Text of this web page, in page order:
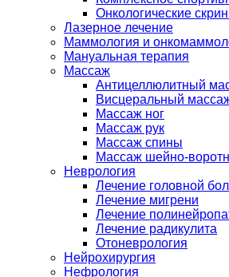
Онкологические
Лазерное лечение
Маммология и
Мануальная терапия
Массаж
Антицеллюлитный
Висцеральный
Массаж ног
Массаж рук
Массаж спины
Массаж шейно-
Неврология
Лечение головной
Лечение мигрени
Лечение
Лечение радикулита
Отоневрология
Нейрохирургия
Нефрология